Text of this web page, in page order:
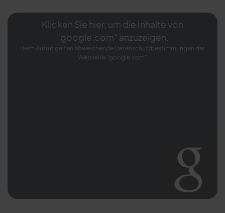
Klicken Sie hier, um die Inhalte von
"google.com" anzuzeigen.
Beim Aufruf gelten abweichende Datenschutzbestimmungen der
Webseite "google.com"